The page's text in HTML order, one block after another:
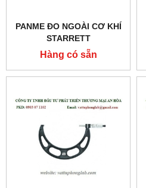
PANME ĐO NGOÀI CƠ KHÍ
STARRETT
MODEL:436MXRL-250
Hàng có sẵn